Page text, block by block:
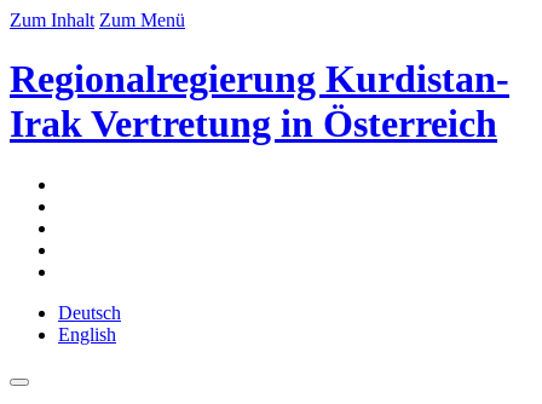
Zum Inhalt Zum Menü
Regionalregierung Kurdistan-
Irak Vertretung in Österreich
Deutsch
English